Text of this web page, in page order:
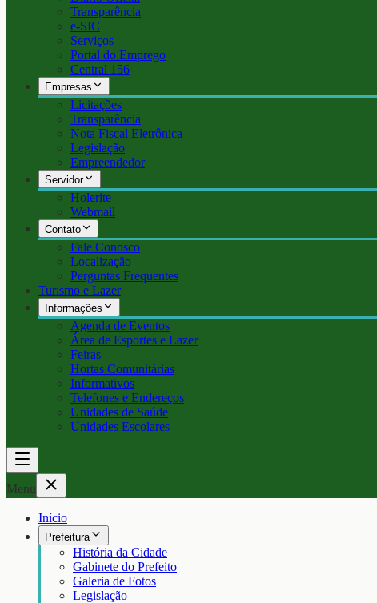
Transparência
e-SIC
Serviços
Portal do Emprego
Central 156
Empresas
Licitações
Transparência
Nota Fiscal Eletrônica
Legislação
Empreendedor
Servidor
Holerite
Webmail
Contato
Fale Conosco
Localização
Perguntas Frequentes
Turismo e Lazer
Informações
Agenda de Eventos
Área de Esportes e Lazer
Feiras
Hortas Comunitárias
Informativos
Telefones e Endereços
Unidades de Saúde
Unidades Escolares
Menu
Início
Prefeitura
História da Cidade
Gabinete do Prefeito
Galeria de Fotos
Legislação